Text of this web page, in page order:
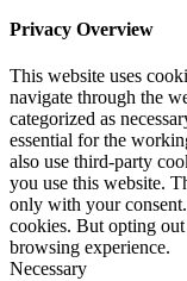
Privacy Overview
This website uses
navigate through the
categorized as
essential for the
also use third-party
you use this website.
only with your
cookies. But opting
browsing experience.
Necessary